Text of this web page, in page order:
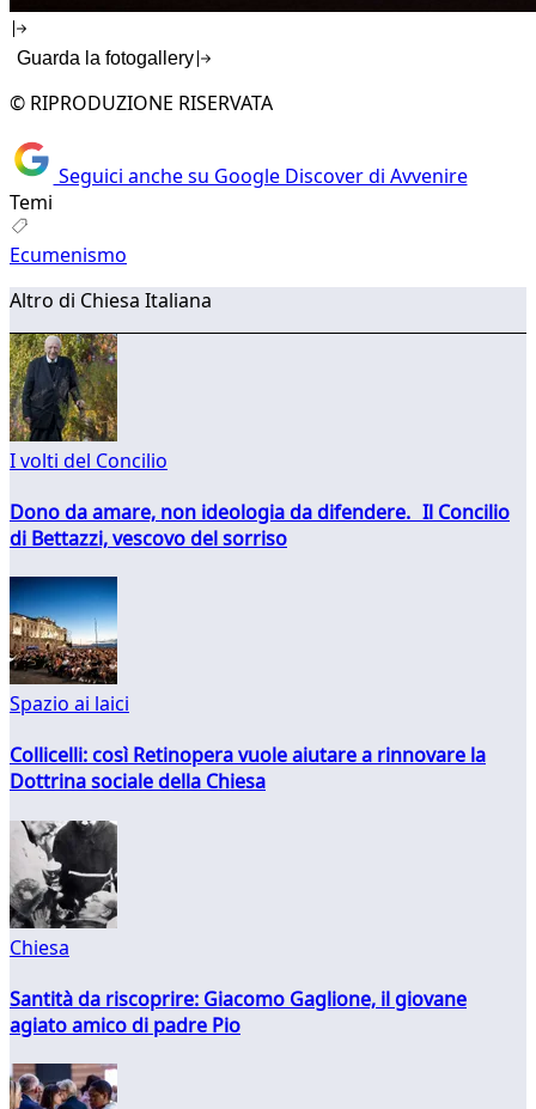
Guarda la fotogallery
© RIPRODUZIONE RISERVATA
Seguici anche su Google Discover di Avvenire
Temi
Ecumenismo
Altro di Chiesa Italiana
I volti del Concilio
Dono da amare, non ideologia da difendere. Il Concilio
di Bettazzi, vescovo del sorriso
Spazio ai laici
Collicelli: così Retinopera vuole aiutare a rinnovare la
Dottrina sociale della Chiesa
Chiesa
Santità da riscoprire: Giacomo Gaglione, il giovane
agiato amico di padre Pio